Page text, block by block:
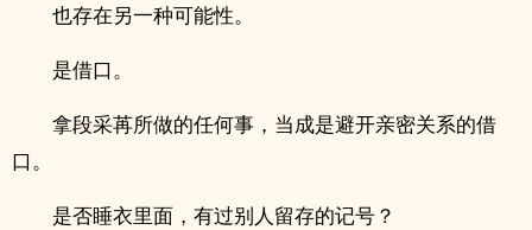
也存在另一种可能性。
是借口。
拿段采苒所做的任何事，当成是避开亲密关系的借
口。
是否睡衣里面，有过别人留存的记号？